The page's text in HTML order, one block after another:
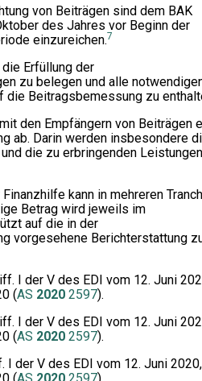
von Beiträgen sind dem BAK
des Jahres vor Beginn der
einzureichen.7
Erfüllung der
zu belegen und alle
die Beitragsbemessung zu
den Empfängern von Beiträgen
ab. Darin werden insbesondere
die zu erbringenden Leistungen
kann in mehreren
Betrag wird jeweils im
auf die in der
vorgesehene Berichterstattung
I der V des EDI vom 12. Juni
(AS 20202597).
I der V des EDI vom 12. Juni
(AS 20202597).
I der V des EDI vom 12. Juni
(AS 20202597).